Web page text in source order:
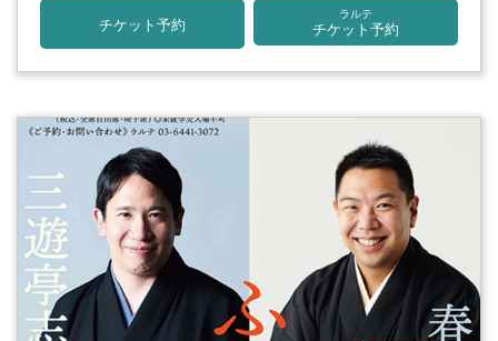
チケット予約
ラルテ
チケット予約